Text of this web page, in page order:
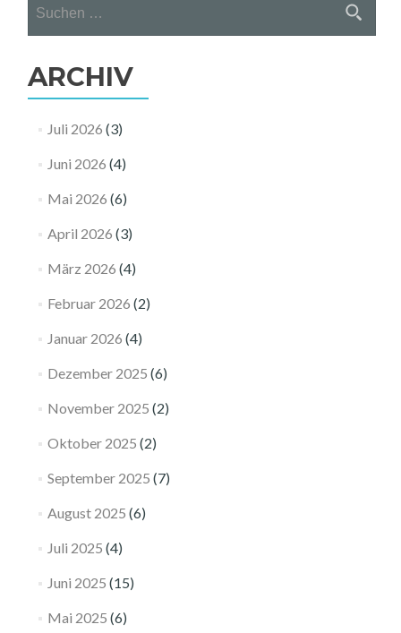
nach:
ARCHIV
Juli 2026 (3)
Juni 2026 (4)
Mai 2026 (6)
April 2026 (3)
März 2026 (4)
Februar 2026 (2)
Januar 2026 (4)
Dezember 2025 (6)
November 2025 (2)
Oktober 2025 (2)
September 2025 (7)
August 2025 (6)
Juli 2025 (4)
Juni 2025 (15)
Mai 2025 (6)